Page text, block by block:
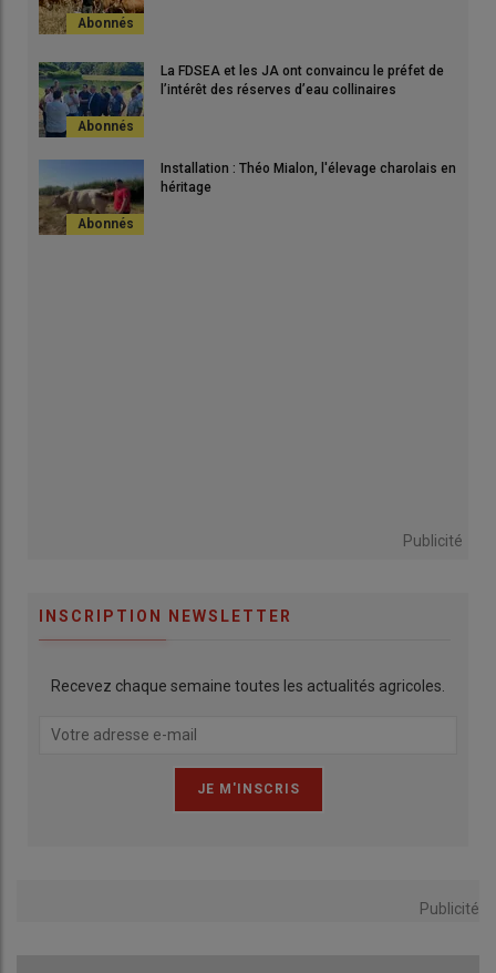
La FDSEA et les JA ont convaincu le préfet de
l’intérêt des réserves d’eau collinaires
Installation : Théo Mialon, l'élevage charolais en
héritage
Publicité
INSCRIPTION NEWSLETTER
Recevez chaque semaine toutes les actualités agricoles.
Publicité